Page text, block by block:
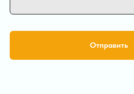
Отправить